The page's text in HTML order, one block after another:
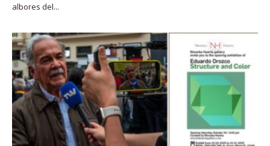
albores del...